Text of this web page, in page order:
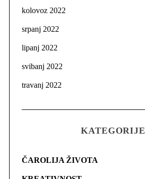
kolovoz 2022
srpanj 2022
lipanj 2022
svibanj 2022
travanj 2022
KATEGORIJE
ČAROLIJA ŽIVOTA